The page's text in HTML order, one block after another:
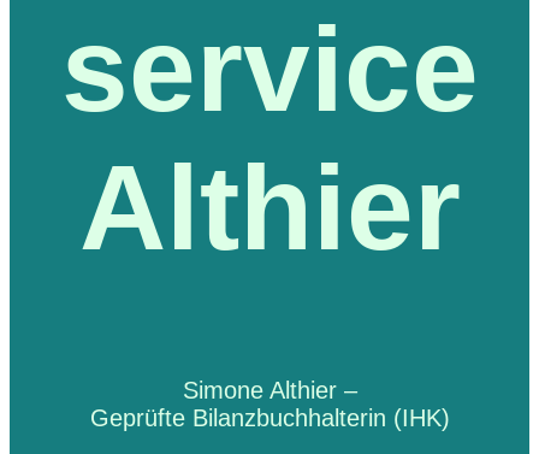
service
Althier
Simone Althier –
Geprüfte Bilanzbuchhalterin (IHK)